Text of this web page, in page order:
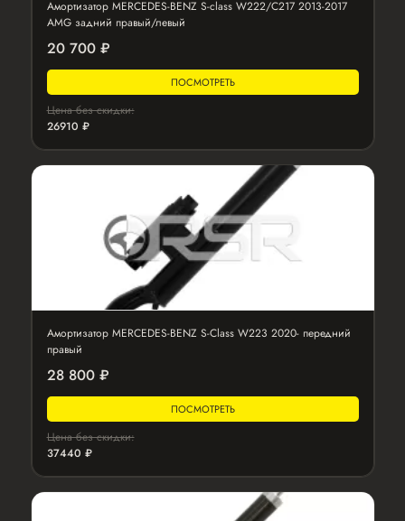
Амортизатор MERCEDES-BENZ S-class W222/C217 2013-2017
AMG задний правый/левый
20 700 ₽
ПОСМОТРЕТЬ
Цена без скидки:
26910 ₽
Амортизатор MERCEDES-BENZ S-Class W223 2020- передний
правый
28 800 ₽
ПОСМОТРЕТЬ
Цена без скидки:
37440 ₽